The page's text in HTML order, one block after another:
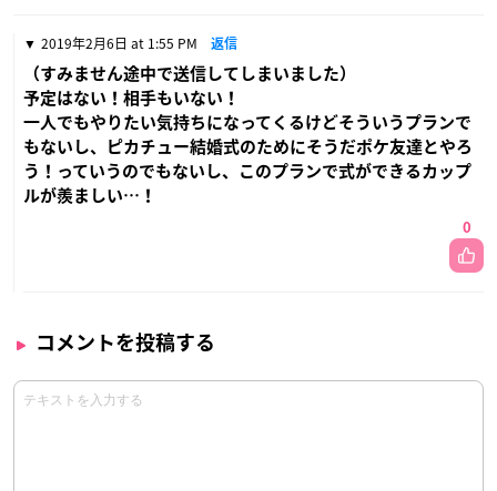
2019年2月6日 at 1:55 PM 返信
（すみません途中で送信してしまいました）
予定はない！相手もいない！
一人でもやりたい気持ちになってくるけどそういうプランで
もないし、ピカチュー結婚式のためにそうだポケ友達とやろ
う！っていうのでもないし、このプランで式ができるカップ
ルが羨ましい…！
0
コメントを投稿する